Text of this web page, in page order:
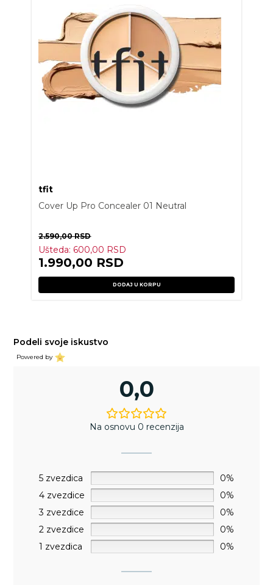
tfit
Cover Up Pro Concealer 01 Neutral
2.590,00RSD
Ušteda: 600,00 RSD
1.990,00 RSD
DODAJ U KORPU
Podeli svoje iskustvo
Powered by
0,0
Na osnovu 0 recenzija
5 zvezdica
0%
4 zvezdice
0%
3 zvezdice
0%
2 zvezdice
0%
1 zvezdica
0%